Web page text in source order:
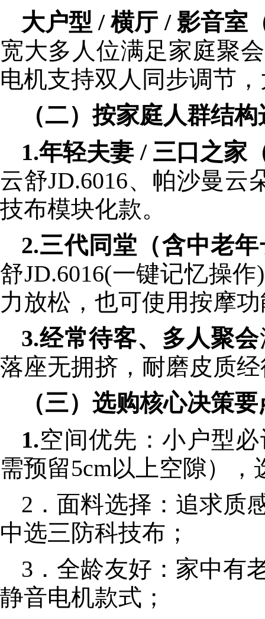
大户型 / 横厅 / 影音室
宽大多人位满足家庭聚
电机支持双人同步调节
（二）按家庭人群结
1.年轻夫妻 / 三口之家
云舒JD.6016、帕沙曼云
技布模块化款。
2.三代同堂（含中老
舒JD.6016(一键记忆操
力放松，也可使用按摩
3.经常待客、多人聚会
落座无拥挤，耐磨皮质
（三）选购核心决策要
1.空间优先：小户型
需预留5cm以上空隙）
2．面料选择：追求质
中选三防科技布；
3．全龄友好：家中有
静音电机款式；